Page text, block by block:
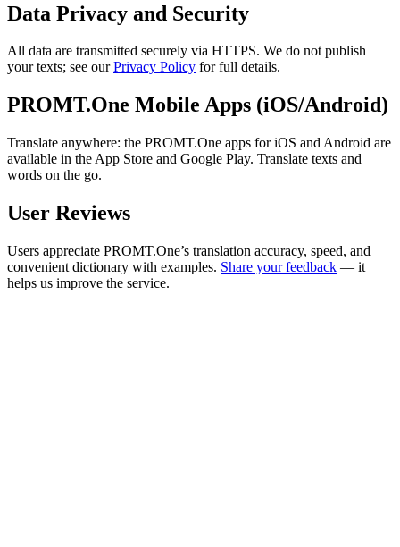
Data Privacy and Security
All data are transmitted securely via HTTPS. We do not publish
your texts; see ourPrivacy Policy for full details.
PROMT.One Mobile Apps (iOS/Android)
Translate anywhere: the PROMT.One apps for iOS and Android are
available in the App Store and Google Play. Translate texts and
words on the go.
User Reviews
Users appreciate PROMT.One’s translation accuracy, speed, and
convenient dictionary with examples. Share your feedback — it
helps us improve the service.